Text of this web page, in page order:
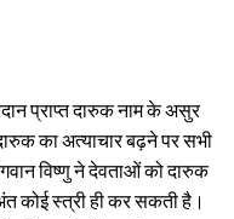
प्राप्त दारुक नाम के असुर
का अत्याचार बढ़ने पर सभी
विष्णु ने देवताओं को दारुक
कोई स्त्री ही कर सकती है।